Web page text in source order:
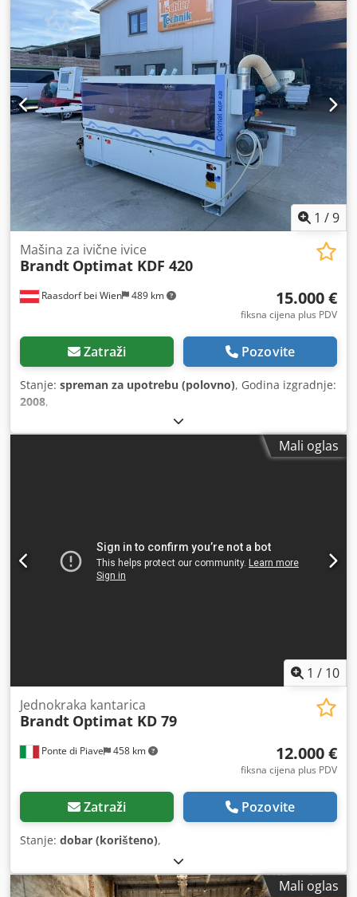
1 /9
Raasdorf bei Wien 489 km
Mašina za ivične ivice
Brandt Optimat KDF 420
15.000 €
fiksna cijena plus PDV
Zatraži Pozovite
Stanje: spreman za upotrebu (polovno), Godina izgradnje:
2008,
Mali oglas
1 / 10
Ponte di Piave 458 km
Jednokraka kantarica
Brandt Optimat KD 79
12.000 €
fiksna cijena plus PDV
Zatraži Pozovite
Stanje: dobar (korišteno),
Mali oglas